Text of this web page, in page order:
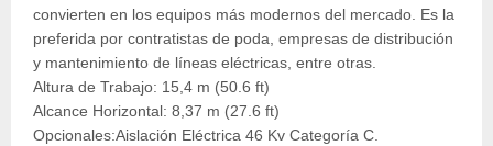
convierten en los equipos más modernos del mercado. Es la
preferida por contratistas de poda, empresas de distribución
y mantenimiento de líneas eléctricas, entre otras.
Altura de Trabajo: 15,4 m (50.6 ft)
Alcance Horizontal: 8,37 m (27.6 ft)
Opcionales:Aislación Eléctrica 46 Kv Categoría C.